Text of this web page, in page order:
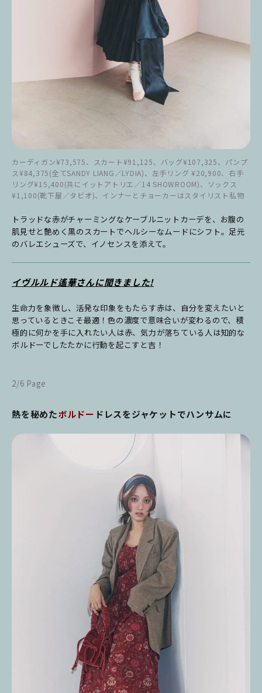
カーディガン¥73,575、スカート¥91,125、バッグ¥107,325、パンプ
ス¥84,375(全てSANDY LIANG／LYDIA)、左手リング ¥20,900、右手
リング¥15,400(共にイットアトリエ／14 SHOWROOM)、ソックス
¥1,100(靴下屋／タビオ)、インナーとチョーカーはスタイリスト私物
トラッドな赤がチャーミングなケーブルニットカーデを、お腹の
肌見せと艶めく黒のスカートでヘルシーなムードにシフト。足元
のバレエシューズで、イノセンスを添えて。
イヴルルド遙華さんに聞きました!
生命力を象徴し、活発な印象をもたらす赤は、自分を変えたいと
思っているときこそ最適！色の濃度で意味合いが変わるので、積
極的に何かを手に入れたい人は赤、気力が落ちている人は知的な
ボルドーでしたたかに行動を起こすと吉 ！
2/6 Page
熱を秘めたボルドー ドレスをジャケットでハンサムに